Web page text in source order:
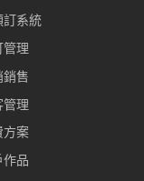
訂系統
管理
銷售
管理
方案
作品